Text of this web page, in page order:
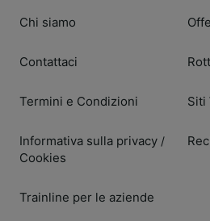
Chi siamo
Contattaci
Termini e Condizioni
Informativa sulla privacy /
Cookies
Trainline per le aziende
Siti